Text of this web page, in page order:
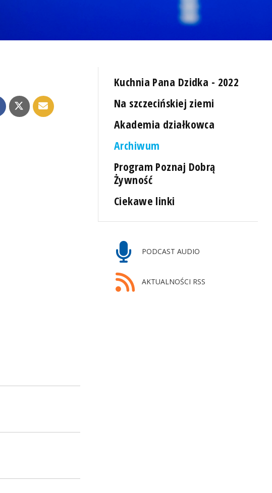
Kuchnia Pana Dzidka - 2022
Na szczecińskiej ziemi
Akademia działkowca
Archiwum
Program Poznaj Dobrą
Żywność
Ciekawe linki
PODCAST AUDIO
AKTUALNOŚCI RSS